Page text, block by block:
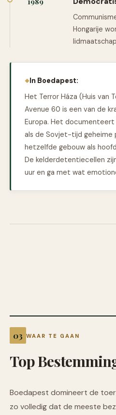
Hongarije
In Boedapest:
Het Terror Háza (Huis van
Avenue 60 is een van de
Europa. Het documenteert
als de Sovjet-tijd geheime
hetzelfde gebouw als
De kelderdetentiecellen
uur en ga met wat
WAAR TE GAAN
Top
Boedapest domineert de
zo volledig dat de meeste